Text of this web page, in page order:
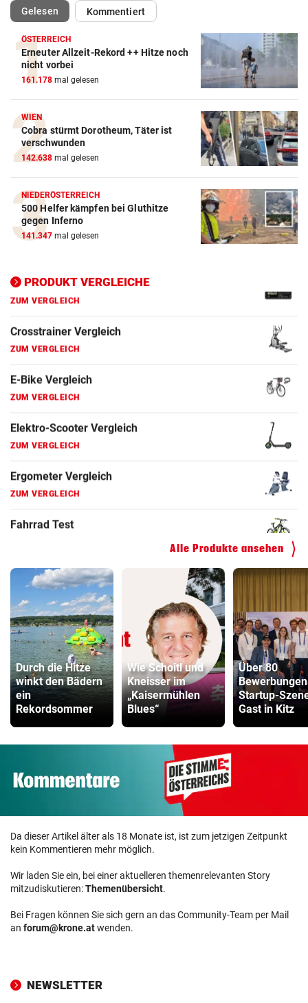
Gelesen(ausgewählt)Kommentiert
ÖSTERREICH
Erneuter Allzeit-Rekord ++ Hitze noch
nicht vorbei
161.178 mal gelesen
WIEN
Cobra stürmt Dorotheum, Täter ist
verschwunden
142.638 mal gelesen
NIEDERÖSTERREICH
500 Helfer kämpfen bei Gluthitze
gegen Inferno
141.347 mal gelesen
PRODUKT VERGLEICHE
ZUM VERGLEICH
Crosstrainer Vergleich
E-Bike Vergleich
ZUM VERGLEICH
Ergometer Vergleich
Fahrrad Test
Fahrradanhänger Vergleich
Faszienrolle Vergleich
Hoverboard Vergleich
Alle Produkte ansehen
Durch die Hitze
winkt den Bädern
ein
Rekordsommer
Wie Schoitl und
Kneisser im
„Kaisermühlen
Blues“
Über 80
Startup-
Gast in Kitz
Da dieser Artikel älter als 18 Monate ist, ist zum jetzigen Zeitpunkt
kein Kommentieren mehr möglich.
Wir laden Sie ein, bei einer aktuelleren themenrelevanten Story
mitzudiskutieren:Themenübersicht.
Bei Fragen können Sie sich gern an das Community-Team per Mail
an forum@krone.atwenden.
NEWSLETTER